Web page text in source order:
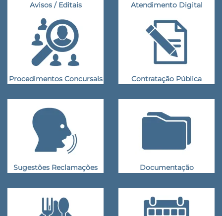
Avisos / Editais Atendimento Digital
Procedimentos Concursais Contratação Pública
Sugestões Reclamações Documentação